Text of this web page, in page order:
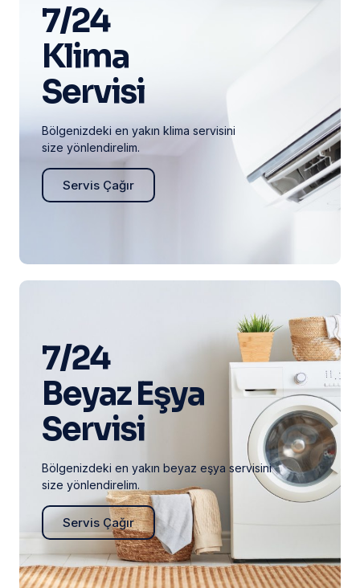
7/24
Klima
Servisi
Bölgenizdeki en yakın klima servisini
size yönlendirelim.
Servis Çağır
7/24
Beyaz Eşya
Servisi
Bölgenizdeki en yakın beyaz eşya servisini
size yönlendirelim.
Servis Çağır